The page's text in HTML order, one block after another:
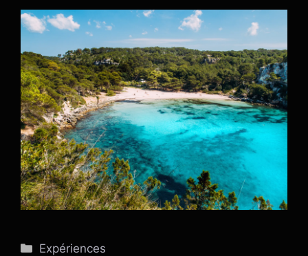
Catégories
Expériences